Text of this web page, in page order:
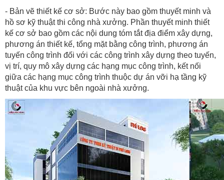
- Bản vẽ thiết kế cơ sở: Bước này bao gồm thuyết minh và
hồ sơ kỹ thuật thi công nhà xưởng. Phần thuyết minh thiết
kế cơ sở bao gồm các nội dung tóm tắt địa điểm xây dựng,
phương án thiết kế, tổng mặt bằng công trình, phương án
tuyến công trình đối với các công trình xây dựng theo tuyến,
vị trí, quy mô xây dựng các hạng mục công trình, kết nối
giữa các hạng mục công trình thuộc dự án vỡi hạ tầng kỹ
thuật của khu vực bên ngoài nhà xưởng.